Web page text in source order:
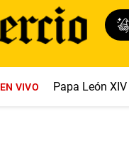
EN VIVO Papa León XIV